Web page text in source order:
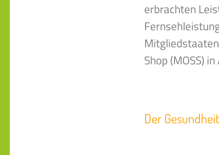
erbrachten
Shop (MOSS)
Der